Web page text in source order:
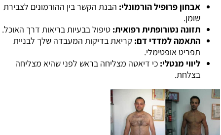
אבחון פרופיל הורמונלי: הבנת הקשר בין ההורמונים לצבירת
שומן.
תזונה נטורופתית רפואית: טיפול בבעיות בריאות דרך האוכל.
התאמה למדדי דם: קריאת בדיקות המעבדה שלך לבניית
תפריט אופטימלי.
ליווי מנטלי: כי דיאטה מצליחה בראש לפני שהיא מצליחה
בצלחת.